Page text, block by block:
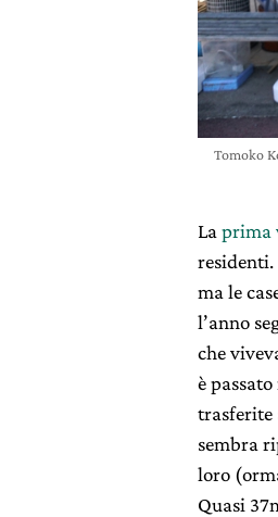
Tomoko
La prima
ma le
l’anno
che
è
trasferite
sembra
loro
Quasi